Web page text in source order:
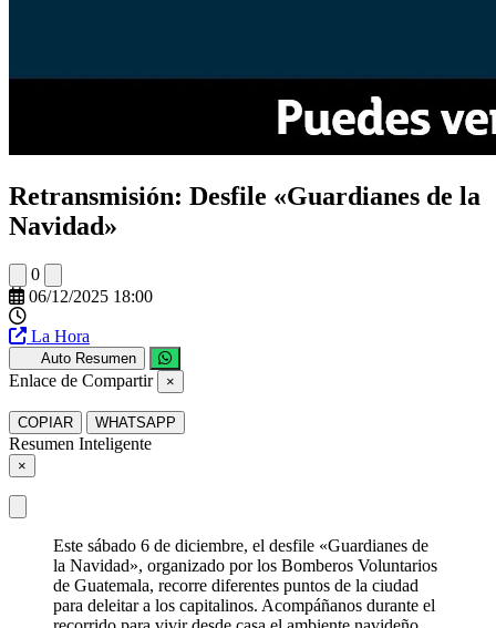
Retransmisión: Desfile «Guardianes de la
Navidad»
0
06/12/2025 18:00
La Hora
Auto Resumen
Enlace de Compartir ×
COPIAR WHATSAPP
Resumen Inteligente
×
Este sábado 6 de diciembre, el desfile «Guardianes de
la Navidad», organizado por los Bomberos Voluntarios
de Guatemala, recorre diferentes puntos de la ciudad
para deleitar a los capitalinos. Acompáñanos durante el